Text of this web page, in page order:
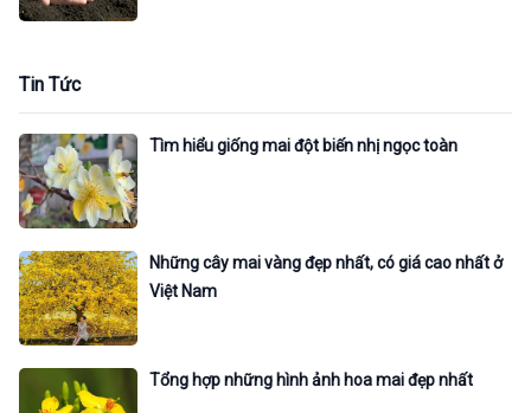
Tin Tức
Tìm hiểu giống mai đột biến nhị ngọc toàn
Những cây mai vàng đẹp nhất, có giá cao nhất ở
Việt Nam
Tổng hợp những hình ảnh hoa mai đẹp nhất